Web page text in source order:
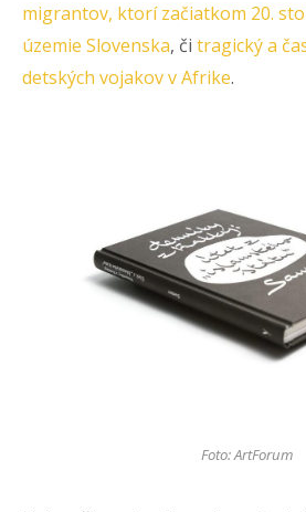
migrantov, ktorí začiatkom 20.
územie Slovenska, či tragický a
detských vojakov v Afrike.
Foto: ArtForum